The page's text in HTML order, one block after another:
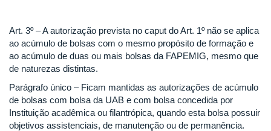
Art. 3º – A autorização prevista no caput do Art. 1º não se aplica
ao acúmulo de bolsas com o mesmo propósito de formação e
ao acúmulo de duas ou mais bolsas da FAPEMIG, mesmo que
de naturezas distintas.
Parágrafo único – Ficam mantidas as autorizações de acúmulo
de bolsas com bolsa da UAB e com bolsa concedida por
Instituição acadêmica ou filantrópica, quando esta bolsa possuir
objetivos assistenciais, de manutenção ou de permanência.